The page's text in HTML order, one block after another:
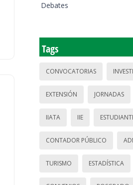
Debates
Tags
CONVOCATORIAS
EXTENSIÓN JORNADAS
IIATA IIE
CONTADOR PÚBLICO
TURISMO ESTADÍSTICA